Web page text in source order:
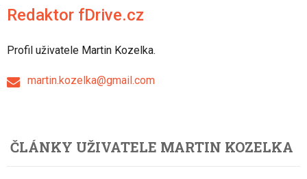
Redaktor fDrive.cz
Profil uživatele Martin Kozelka.
martin.kozelka@gmail.com
ČLÁNKY UŽIVATELE MARTIN KOZELKA